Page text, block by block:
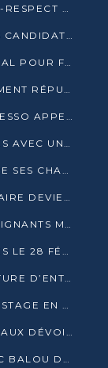
FÉLIX TSHISEKEDI ALERTE SUR LE NON-RESPECT DES ENGAGEMENTS DE PAIX APRÈS SA RENCONTRE AVEC D. SASSOU-NGUESSO
PRÉSIDENTIELLE 2026 : LE DÉPÔT DES CANDIDATURES OUVERT DU 29 JANVIER AU 12 FÉVRIER
L’UPADS RÉUNIT SON CONSEIL NATIONAL POUR FIXER SA LIGNE POLITIQUE À DEUX MOIS DE LA PRÉSIDENTIELLE
PRÉSIDENTIELLE DE 2026 : LE MOUVEMENT RÉPUBLICAIN DÉNONCE UNE CONVOCATION ÉLECTORALE « OPAQUE ET PRÉCIPITÉE »
SOMMET DE LA CEMAC : SASSOU N’GUESSO APPELLE À LA VIGILANCE FACE AUX RISQUES ÉCONOMIQUES
AGL CONGO RENFORCE SES CAPACITÉS AVEC UNE GRUE DE 250 TONNES
CAN 2025 : L’ÉTAT SÉNÉGALAIS COUVRE SES CHAMPIONS D’AFRIQUE DE RÉCOMPENSES EXCEPTIONNELLES
ÉDUCATION AU CONGO : LE PRÉSCOLAIRE DEVIENT OBLIGATOIRE, LE BTS CONSACRÉ DIPLÔME D’ÉTAT
ENSEIGNEMENT SUPÉRIEUR : LES ENSEIGNANTS MAINTIENNENT LA GRÈVE ET EXIGENT UN ACCORD ÉCRIT AVEC L’ÉTAT
PRÉSIDENTIELLE 2026 : CAMPAGNE DÈS LE 28 FÉVRIER, SCRUTIN LES 12 ET 15 MARS
CONGO TERMINAL RENFORCE SA CULTURE D’ENTREPRISE AVEC LE PROGRAMME « WIN TOGETHER »
FOOTBALL : BOREL TOMANDZOTO EN STAGE EN ESPAGNE AVEC POLISSYA FC
ÉLIMINATOIRES CAN 2027 : LES CHAPEAUX DÉVOILÉS, LE CONGO FIXÉ SUR SON SORT
PROPOS DU DGSP : CASTELLIN CÉDRIC BALOU DÉNONCE DES PROPOS INTIMIDANTS